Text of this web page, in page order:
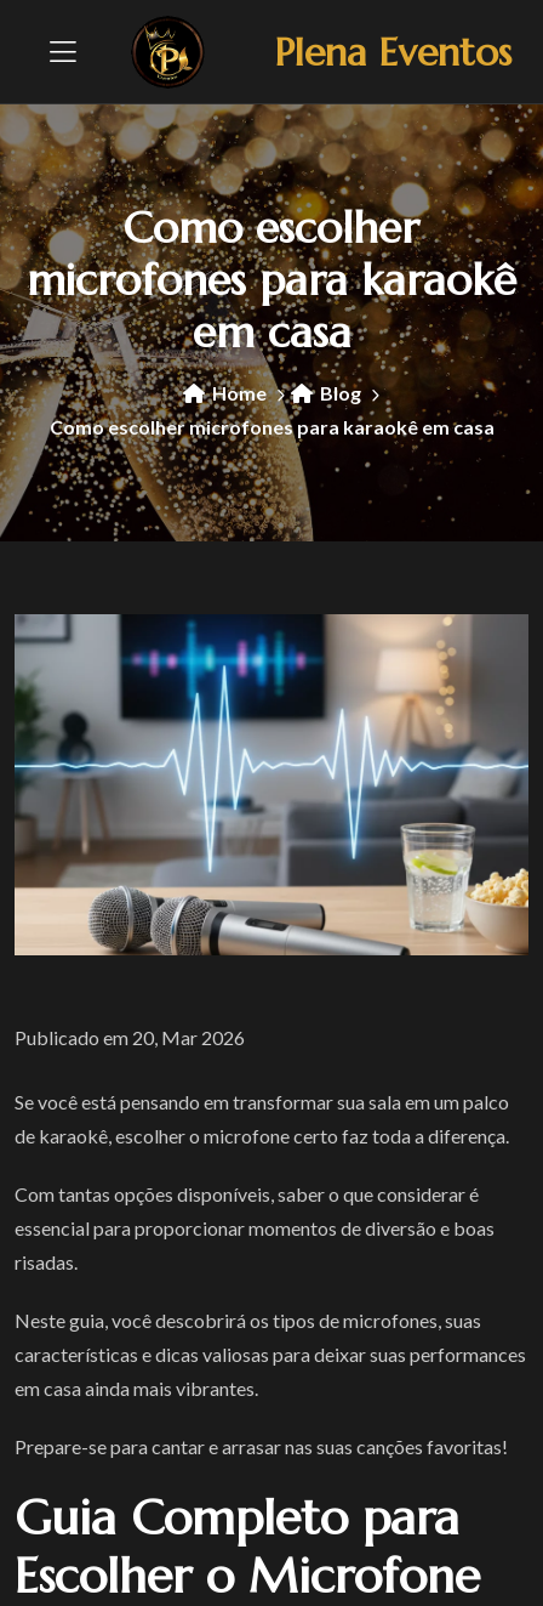
Plena Eventos
Como escolher
microfones para karaokê
em casa
Home
Blog
Como escolher microfones para karaokê em casa
Publicado em 20, Mar 2026
Se você está pensando em transformar sua sala em um palco
de karaokê, escolher o microfone certo faz toda a diferença.
Com tantas opções disponíveis, saber o que considerar é
essencial para proporcionar momentos de diversão e boas
risadas.
Neste guia, você descobrirá os tipos de microfones, suas
características e dicas valiosas para deixar suas performances
em casa ainda mais vibrantes.
Prepare-se para cantar e arrasar nas suas canções favoritas!
Guia Completo para
Escolher o Microfone